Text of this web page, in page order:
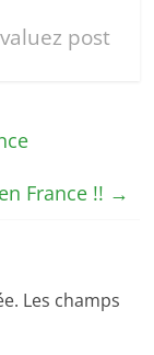
post
France !! →
Les champs